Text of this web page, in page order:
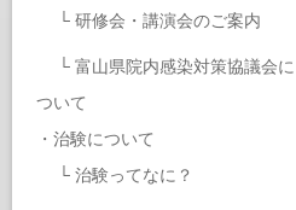
└ 研修会・講演会のご案内
└ 富山県院内感染対策協議会に
ついて
・ 治験について
└ 治験ってなに？